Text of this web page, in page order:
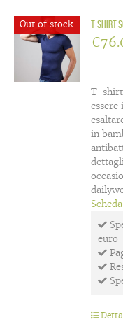
Out of stock T-shirt
€
T-shirt
essere
in
euro